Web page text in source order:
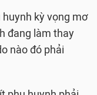
kỳ vọng mơ
đang làm thay
nào đó phải